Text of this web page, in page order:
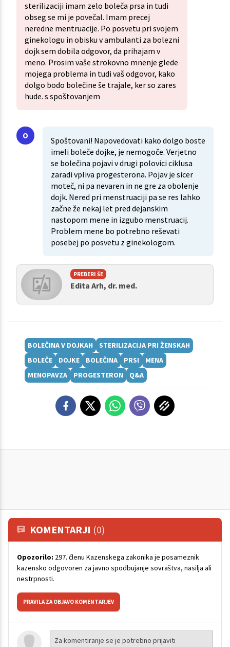
sterilizaciji imam zelo boleča prsa in tudi
obseg se mi je povečal. Imam precej
neredne mentruacije. Po posvetu pri svojem
ginekologu in obisku v ambulanti za bolezni
dojk sem dobila odgovor, da prihajam v
meno. Prosim vaše strokovno mnenje glede
mojega problema in tudi vaš odgovor, kako
dolgo bodo bolečine še trajale, ker so zares
hude. s spoštovanjem
Spoštovani! Napovedovati kako dolgo boste
imeli boleče dojke, je nemogoče. Verjetno
se bolečina pojavi v drugi polovici ciklusa
zaradi vpliva progesterona. Pojav je sicer
moteč, ni pa nevaren in ne gre za obolenje
dojk. Nered pri menstruaciji pa se res lahko
začne že nekaj let pred dejanskim
nastopom mene in izgubo menstruacij.
Problem mene bo potrebno reševati
posebej po posvetu z ginekologom.
PREBERI ŠE
Edita Arh, dr. med.
BOLEČINA V DOJKAH
STERILIZACIJA PRI ŽENSKAH
BOLEČE
DOJKE BOLEČINA PRSI
MENA
MENOPAVZA
PROGESTERON Q&A
KOMENTARJI (0)
Opozorilo: 297. členu Kazenskega zakonika je posameznik
kazensko odgovoren za javno spodbujanje sovraštva, nasilja ali
nestrpnosti.
PRAVILA ZA OBJAVO KOMENTARJEV